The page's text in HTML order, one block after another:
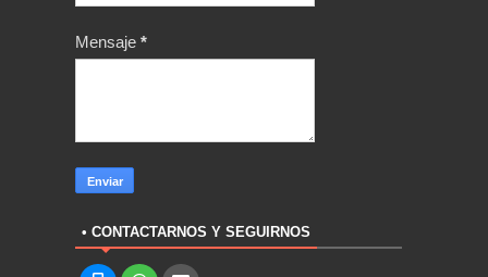
Mensaje *
• CONTACTARNOS Y SEGUIRNOS